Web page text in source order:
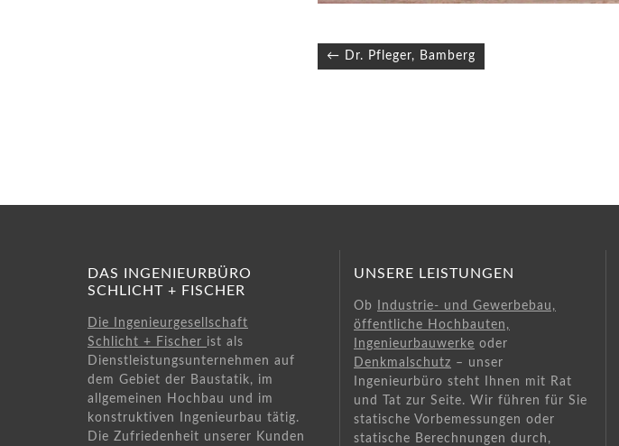
Beitragsnavigation
← Dr. Pfleger, Bamberg
DAS INGENIEURBÜRO
SCHLICHT + FISCHER
Die Ingenieurgesellschaft
Schlicht + Fischer ist als
Dienstleistungsunternehmen auf
dem Gebiet der Baustatik, im
allgemeinen Hochbau und im
konstruktiven Ingenieurbau tätig.
Die Zufriedenheit unserer Kunden
UNSERE LEISTUNGEN
Ob
Industrie- und Gewerbebau,
öffentliche Hochbauten,
Ingenieurbauwerke oder
Denkmalschutz – unser
Ingenieurbüro steht Ihnen mit Rat
und Tat zur Seite. Wir führen für Sie
statische Vorbemessungen oder
statische Berechnungen durch,